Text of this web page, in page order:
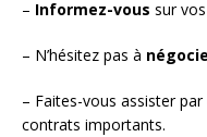
– Informez-vous sur
– N’hésitez pas à
– Faites-vous assister par
contrats importants.